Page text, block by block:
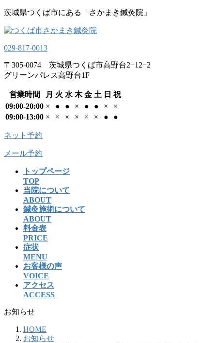
コ
テ
ツ
へ
ス
ッ
プ
ナ
ゲ
シ
ョ
ン
移
動
茨城県つくば市にある「さかまき鍼灸院」
029-817-0013
〒305-0074 茨城県つくば市高野台2−12−2
グリーンパレス高野台1F
営業時間 月 火 水 木 金 土 日 祝
09:00-20:00 × ● ● × ● ● ×
×
09:00-13:00 × × × × × × ● ●
ネット予約
メール予約
トップページ
TOP
当院について
ABOUT
鍼灸施術について
ABOUT
料金表
PRICE
症状
MENU
お客様の声
VOICE
アクセス
ACCESS
お知らせ
HOME
お知らせ